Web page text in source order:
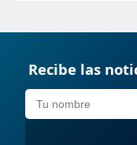
Recibe las